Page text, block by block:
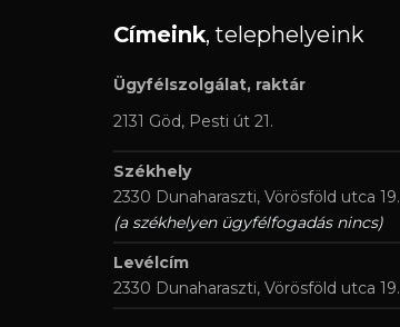
Címeink, telephelyeink
Ügyfélszolgálat, raktár
2131 Göd, Pesti út 21.
Székhely
2330 Dunaharaszti, Vörösföld utca 19.
(a székhelyen ügyfélfogadás nincs)
Levélcím
2330 Dunaharaszti, Vörösföld utca 19.